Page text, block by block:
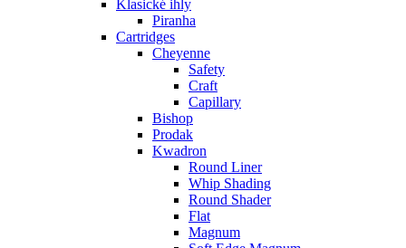
Klasické ihly
Piranha
Cartridges
Cheyenne
Safety
Craft
Capillary
Bishop
Prodak
Kwadron
Round Liner
Whip Shading
Round Shader
Flat
Magnum